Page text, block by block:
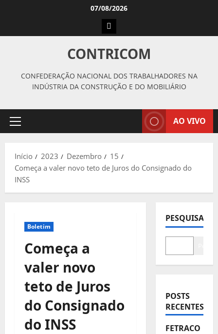
07/08/2026
Instagram
CONTRICOM
CONFEDERAÇÃO NACIONAL DOS TRABALHADORES NA
INDÚSTRIA DA CONSTRUÇÃO E DO MOBILIÁRIO
Menu
AO VIVO
Início 2023 Dezembro
15
Começa a valer novo teto de Juros do Consignado do
INSS
Boletim
Começa a
valer novo
teto de Juros
do Consignado
do INSS
PESQUISAR
POSTS
RECENTES
FETRACO